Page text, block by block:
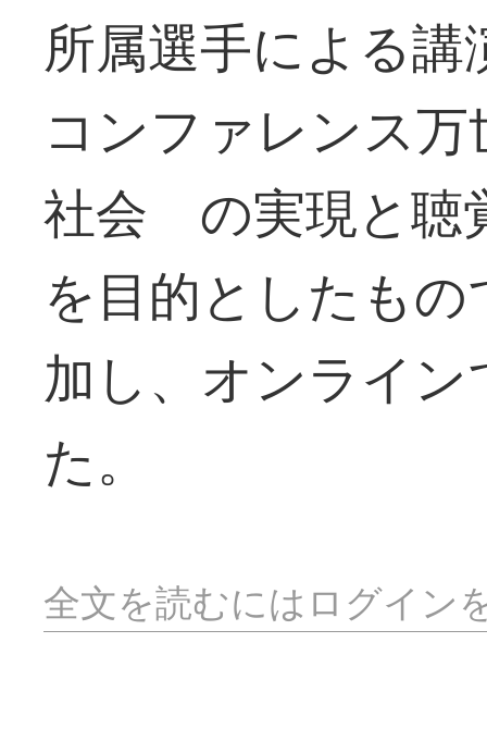
所属選手による
コンファレンス
社会 の実現と聴
を目的としたも
加し、オンライ
た。
全文を読むにはログイン